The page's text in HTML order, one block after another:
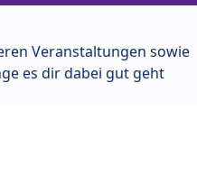
Veranstaltungen sowie
es dir dabei gut geht